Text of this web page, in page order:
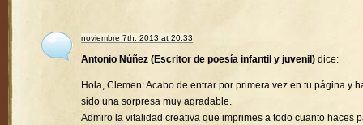
noviembre 7th, 2013 at 20:33
Antonio Núñez (Escritor de poesía infantil y juvenil) dice:
Hola, Clemen: Acabo de entrar por primera vez en tu página y
sido una sorpresa muy agradable.
Admiro la vitalidad creativa que imprimes a todo cuanto haces